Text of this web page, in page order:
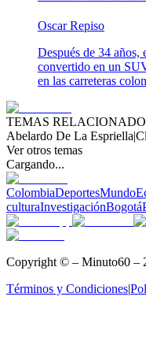
Oscar Repiso
Después de 34
convertido en un
en las carreteras
TEMAS
Abelardo De La Espriella|
Ver otros temas
Cargando...
ColombiaDeportesMundo
culturaInvestigaciónBogotá
Copyright © – Minuto60 –
Términos y Condiciones|